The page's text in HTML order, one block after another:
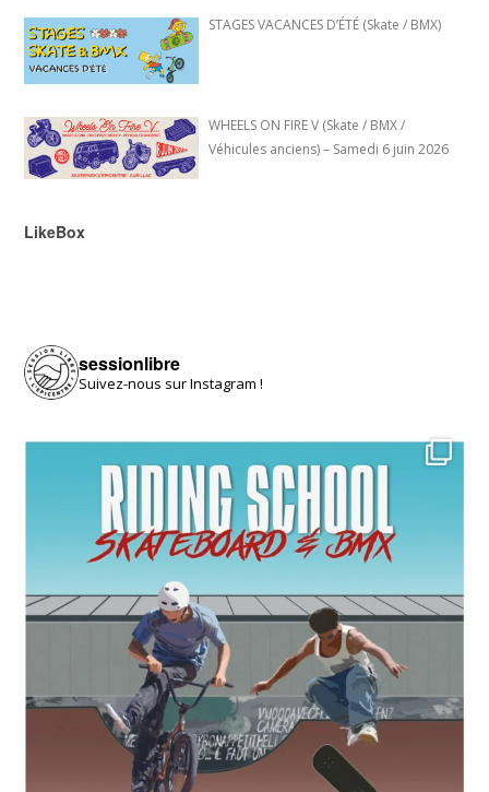
STAGES VACANCES D’ÉTÉ (Skate / BMX)
WHEELS ON FIRE V (Skate / BMX /
Véhicules anciens) – Samedi 6 juin 2026
LikeBox
sessionlibre
Suivez-nous sur Instagram !